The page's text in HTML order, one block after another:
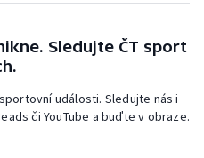
Sledujte ČT sport
události. Sledujte nás i
či YouTube a buďte v obraze.